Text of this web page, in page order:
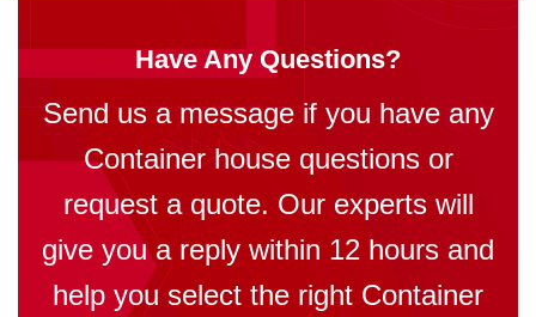
Have Any Questions?
Send us a message if you have any
Container house questions or
request a quote. Our experts will
give you a reply within 12 hours and
help you select the right Container